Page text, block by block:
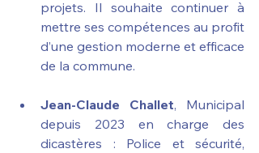
projets. Il souhaite continuer à
mettre ses compétences au profit
d’une gestion moderne et efficace
de la commune.
Jean-Claude Challet, Municipal
depuis 2023 en charge des
dicastères : Police et sécurité,